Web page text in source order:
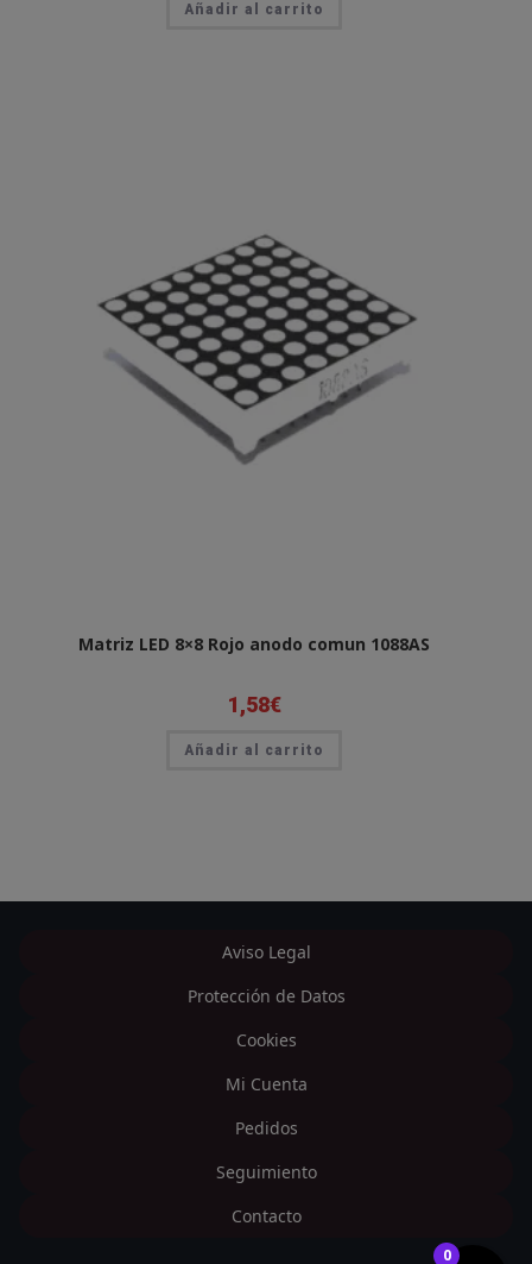
Añadir al carrito
Matriz LED 8×8 Rojo anodo comun 1088AS
1,58€
Añadir al carrito
0
Aviso Legal
Protección de Datos
Cookies
Mi Cuenta
Pedidos
Seguimiento
Contacto